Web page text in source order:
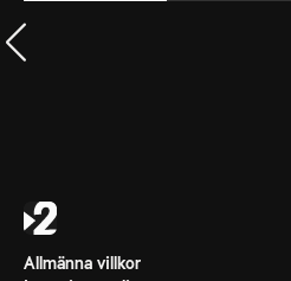
Allmänna villkor